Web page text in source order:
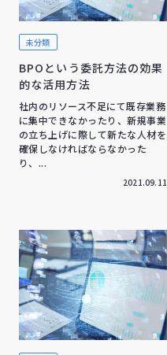
未分類
BPOという委託方法の効果
的な活用方法
社内のリソース不足にて既存業務
に集中できなかったり、新規事業
の立ち上げに際して新たな人材を
確保しなければならなかった
り、...
2021.09.11